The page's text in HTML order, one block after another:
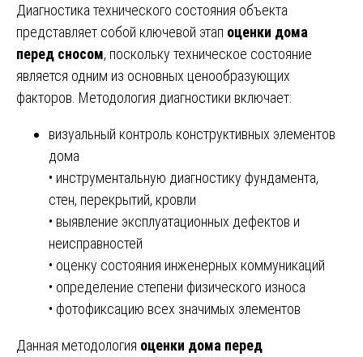
Диагностика технического состояния объекта
представляет собой ключевой этап оценки дома
перед сносом, поскольку техническое состояние
является одним из основных ценообразующих
факторов. Методология диагностики включает:
визуальный контроль конструктивных элементов
дома
• инструментальную диагностику фундамента,
стен, перекрытий, кровли
• выявление эксплуатационных дефектов и
неисправностей
• оценку состояния инженерных коммуникаций
• определение степени физического износа
• фотофиксацию всех значимых элементов
Данная методология оценки дома перед